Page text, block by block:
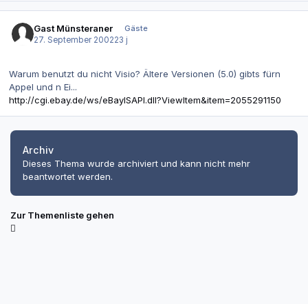
Gast Münsteraner
Gäste
27. September 200223 j
Warum benutzt du nicht Visio? Ältere Versionen (5.0) gibts fürn
Appel und n Ei...
http://cgi.ebay.de/ws/eBayISAPI.dll?ViewItem&item=2055291150
Archiv
Dieses Thema wurde archiviert und kann nicht mehr
beantwortet werden.
Zur Themenliste gehen